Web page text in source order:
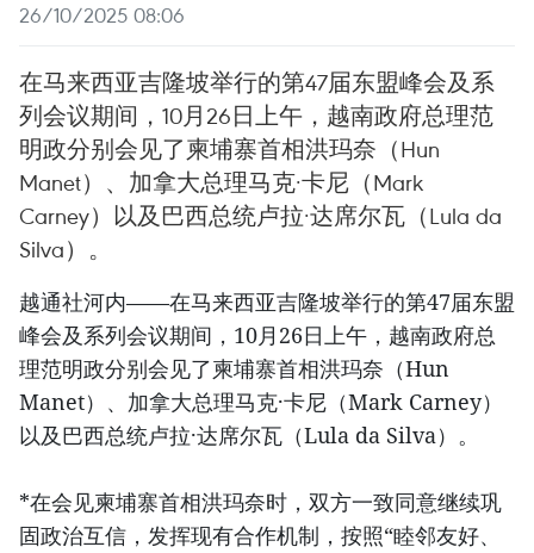
26/10/2025 08:06
在马来西亚吉隆坡举行的第47届东盟峰会及系
列会议期间，10月26日上午，越南政府总理范
明政分别会见了柬埔寨首相洪玛奈（Hun
Manet）、加拿大总理马克·卡尼（Mark
Carney）以及巴西总统卢拉·达席尔瓦（Lula da
Silva）。
越通社河内——在马来西亚吉隆坡举行的第47届东盟
峰会及系列会议期间，10月26日上午，越南政府总
理范明政分别会见了柬埔寨首相洪玛奈（Hun
Manet）、加拿大总理马克·卡尼（Mark Carney）
以及巴西总统卢拉·达席尔瓦（Lula da Silva）。
*在会见柬埔寨首相洪玛奈时，双方一致同意继续巩
固政治互信，发挥现有合作机制，按照“睦邻友好、